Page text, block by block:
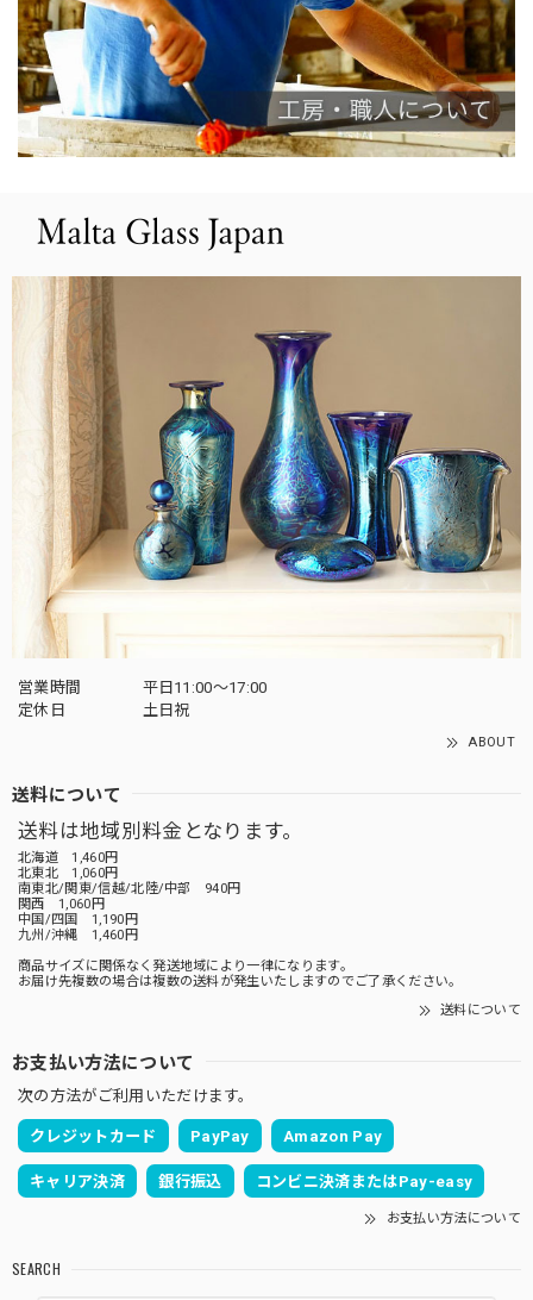
営業時間
平日11:00～17:00
定休日
土日祝
ABOUT
送料について
送料は地域別料金となります。
北海道 1,460円
北東北 1,060円
南東北/関東/信越/北陸/中部 940円
関西 1,060円
中国/四国 1,190円
九州/沖縄 1,460円
商品サイズに関係なく発送地域により一律になります。
お届け先複数の場合は複数の送料が発生いたしますのでご了承ください。
送料について
お支払い方法について
次の方法がご利用いただけます。
クレジットカード PayPay Amazon Pay
キャリア決済 銀行振込 コンビニ決済またはPay-easy
お支払い方法について
SEARCH